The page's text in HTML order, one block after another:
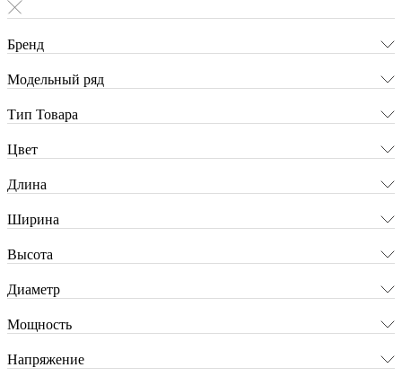
Бренд
Модельный ряд
Тип Товара
Цвет
Длина
Ширина
Высота
Диаметр
Мощность
Напряжение